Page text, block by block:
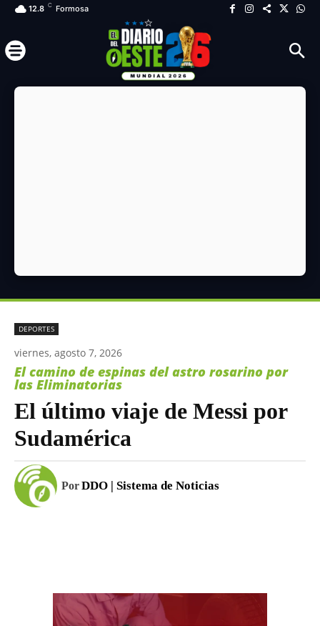
12.8 C Formosa
DEPORTES
viernes, agosto 7, 2026
El camino de espinas del astro rosarino por
las Eliminatorias
El último viaje de Messi por
Sudamérica
PorDDO | Sistema de Noticias